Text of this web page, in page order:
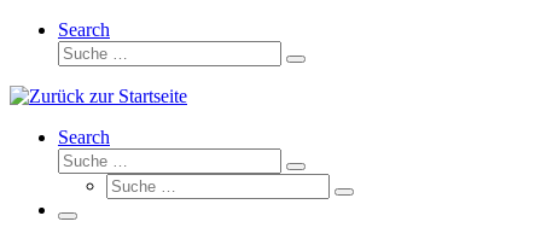
Search
Suche
Suche
Search
Suche
Suche
Suche
Suche
Menü